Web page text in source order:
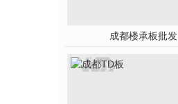
成都楼承板批发